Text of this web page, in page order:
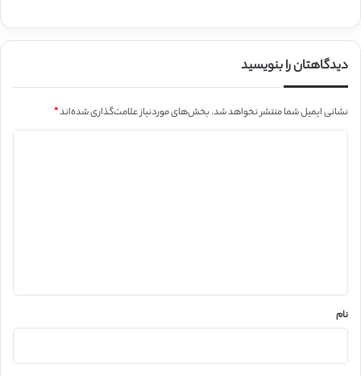
دیدگاهتان را بنویسید
نشانی ایمیل شما منتشر نخواهد شد.بخش‌های موردنیاز علامت‌گذاری شده‌اند*
نام